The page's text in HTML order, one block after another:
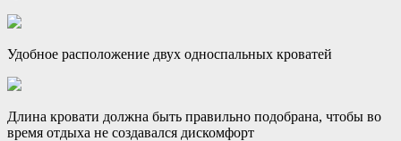
Удобное расположение двух односпальных кроватей
Длина кровати должна быть правильно подобрана, чтобы во
время отдыха не создавался дискомфорт